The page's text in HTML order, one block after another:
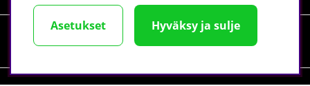
Sosiaalinen media
Asetukset Hyväksy ja sulje